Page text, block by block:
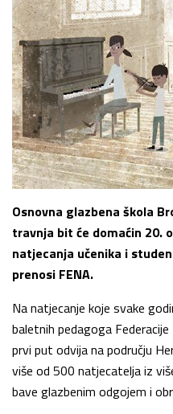
Osnovna glazbena škola
travnja bit će domaćin 20.
natjecanja učenika i
prenosi FENA.
Na natjecanje koje svake
baletnih pedagoga
prvi put odvija na području
više od 500 natjecatelja iz
bave glazbenim odgojem i